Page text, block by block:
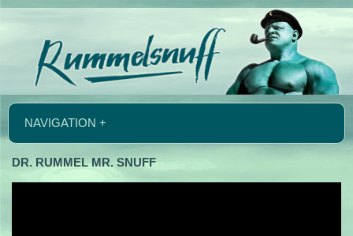
NAVIGATION +
DR. RUMMEL MR. SNUFF